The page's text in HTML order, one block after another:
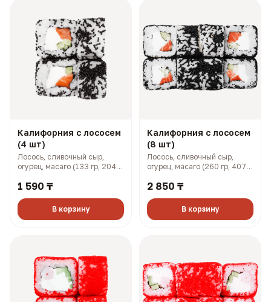
Калифорния с лососем
(4 шт)
Лосось, сливочный сыр,
огурец, масаго (133 гр, 204
1 590 ₸
В корзину
Калифорния с лососем
(8 шт)
Лосось, сливочный сыр,
огурец, масаго (260 гр, 407
2 850 ₸
В корзину